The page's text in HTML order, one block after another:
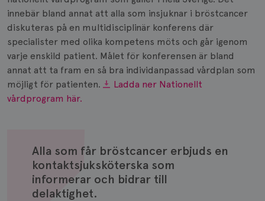
innebär bland annat att alla som insjuknar i bröstcancer
diskuteras på en multidisciplinär konferens där
specialister med olika kompetens möts och går igenom
varje enskild patient. Målet för konferensen är bland
annat att ta fram en så bra individanpassad vårdplan som
möjligt för patienten.
Ladda ner Nationellt
vårdprogram här.
Alla som får bröstcancer erbjuds en
kontaktsjuksköterska som
informerar och bidrar till
delaktighet.